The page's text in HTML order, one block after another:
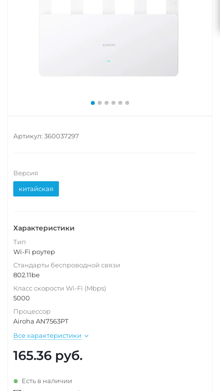
Артикул: 360037297
Версия
китайская
Характеристики
Тип
Wi-Fi роутер
Стандарты беспроводной связи
802.11be
Класс скорости Wi-Fi (Mbps)
5000
Процессор
Airoha AN7563PT
Все характеристики
165.36 руб.
Есть в наличии